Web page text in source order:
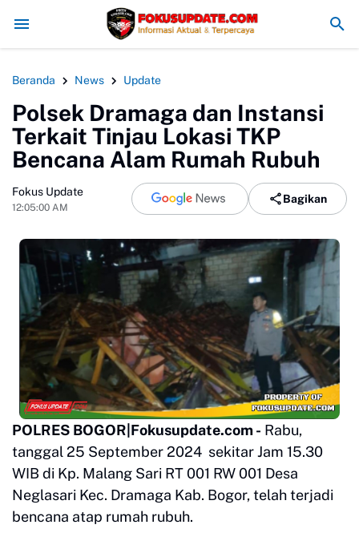
Kabupaten Sukabumi Siap Kaji Tuntutan Sopir Angkot Terkait
Beranda News Update
Polsek Dramaga dan Instansi
Terkait Tinjau Lokasi TKP
Bencana Alam Rumah Rubuh
Fokus Update
12:05:00 AM
Bagikan
POLRES BOGOR|Fokusupdate.com - Rabu,
tanggal 25 September 2024 sekitar Jam 15.30
WIB di Kp. Malang Sari RT 001 RW 001 Desa
Neglasari Kec. Dramaga Kab. Bogor, telah terjadi
bencana atap rumah rubuh.